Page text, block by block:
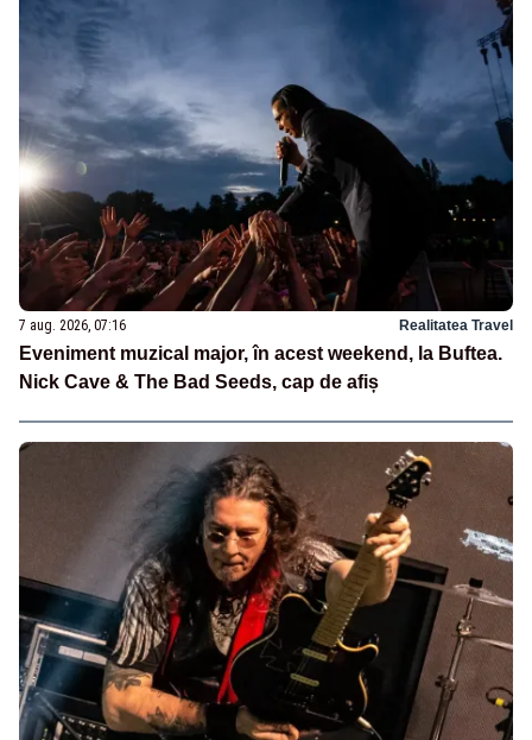
7 aug. 2026, 07:16 Realitatea Travel
Eveniment muzical major, în acest weekend, la Buftea.
Nick Cave & The Bad Seeds, cap de afiș